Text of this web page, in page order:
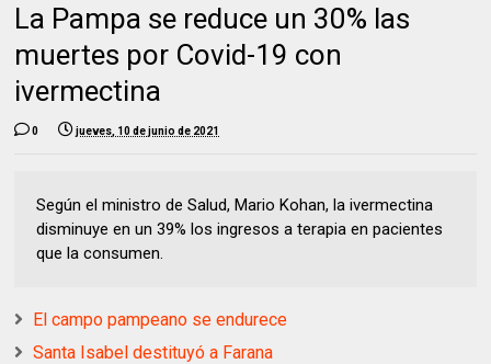
La Pampa se reduce un 30% las
muertes por Covid-19 con
ivermectina
0 jueves, 10 de junio de 2021
Según el ministro de Salud, Mario Kohan, la ivermectina
disminuye en un 39% los ingresos a terapia en pacientes
que la consumen.
El campo pampeano se endurece
Santa Isabel destituyó a Farana